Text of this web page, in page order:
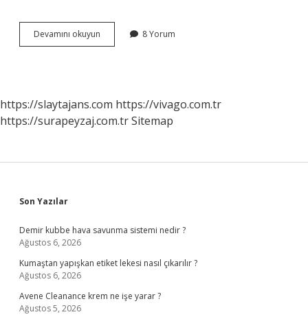
Devamını okuyun
Devrimi
8 Yorum
https://slaytajans.com https://vivago.com.tr
https://surapeyzaj.com.trSitemap
Sidebar
Son Yazılar
Demir kubbe hava savunma sistemi nedir ?
Ağustos 6, 2026
Kumaştan yapışkan etiket lekesi nasıl çıkarılır ?
Ağustos 6, 2026
Avene Cleanance krem ne işe yarar ?
Ağustos 5, 2026